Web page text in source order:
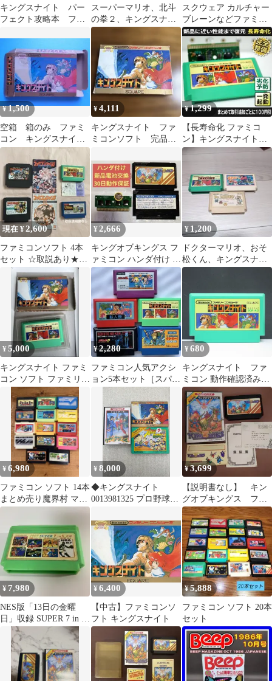
キングスナイト パー
フェクト攻略本 ファ
スーパーマリオ、北斗
の拳２、キングスナイ
トなど ８本セット
箱説なし
スクウェア カルチャー
ブレーンなどファミコ
ンソフト8点
¥1,500
空箱 箱のみ ファミ
コン キングスナイ
ト KING'S KNIGHT
1986年
¥4,111
キングスナイト ファ
ミコンソフト 完品
¥1,299
【長寿命化 ファミコ
ン】キングスナイト
（分解整備で一発起
現在 ¥2,600
ファミコンソフト 4本
セット ☆取説あり★箱
なし・動作未確認
¥ 2,666
キングオブキングス フ
ァミコン ハンダ付け 新
品電池交換
¥ 1,200
ドクターマリオ、おそ
松くん、キングスナイ
ト
¥5,000
キングスナイト ファミ
コン ソフト ファミリー
コンピューター
¥2,280
ファミコン人気アクシ
ョン5本セット［スパル
¥680
キングスナイト ファ
ミコン 動作確認済み
FC
¥6,980
ファミコン ソフト 14本
まとめ売り魔界村 マッ
ピー いっき FC レトロ
¥8,000
◆キングスナイト
0013981325 プロ野球？
ケルナグール
0013981727 ファミコ
ン ソフト ３点
¥3,699
【説明書なし】 キン
グオブキングス ファ
ミコン ナムコ
¥ 7,980
NES版「13日の金曜
日」収録 SUPER 7 in 1
ファミカセ
¥6,400
【中古】ファミコンソ
フト キングスナイト
¥5,888
ファミコン ソフト 20本
セット